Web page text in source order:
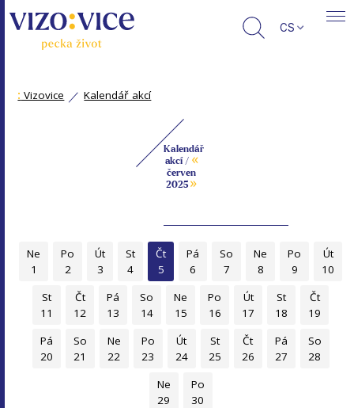
CS
: Vizovice Kalendář akcí
Kalendář
akcí / «
červen
2025»
Ne
1
Po
2
Út
3
St
4
Čt
5
Pá
6
So
7
Ne
8
Po
9
Út
10
St
11
Čt
12
Pá
13
So
14
Ne
15
Po
16
Út
17
St
18
Čt
19
Pá
20
So
21
Ne
22
Po
23
Út
24
St
25
Čt
26
Pá
27
So
28
Ne
29
Po
30